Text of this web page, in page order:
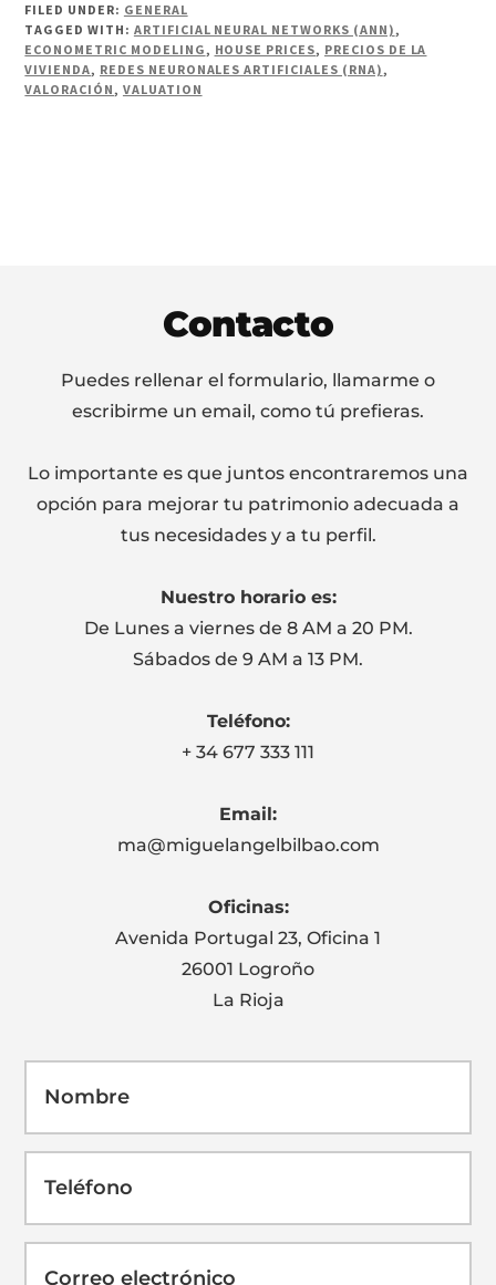
FILED UNDER: GENERAL
TAGGED WITH: ARTIFICIAL NEURAL NETWORKS (ANN),
ECONOMETRIC MODELING, HOUSE PRICES, PRECIOS DE LA
VIVIENDA, REDES NEURONALES ARTIFICIALES (RNA),
VALORACIÓN, VALUATION
Contacto
Puedes rellenar el formulario, llamarme o
escribirme un email, como tú prefieras.
Lo importante es que juntos encontraremos una
opción para mejorar tu patrimonio adecuada a
tus necesidades y a tu perfil.
Nuestro horario es:
De Lunes a viernes de 8 AM a 20 PM.
Sábados de 9 AM a 13 PM.
Teléfono:
+ 34 677 333 111
Email:
ma@miguelangelbilbao.com
Oficinas:
Avenida Portugal 23, Oficina 1
26001 Logroño
La Rioja